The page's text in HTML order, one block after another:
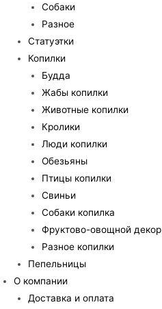
Собаки
Разное
Статуэтки
Копилки
Будда
Жабы копилки
Животные копилки
Кролики
Люди копилки
Обезьяны
Птицы копилки
Свиньи
Собаки копилка
Фруктово-овощной декор
Разное копилки
Пепельницы
О компании
Доставка и оплата